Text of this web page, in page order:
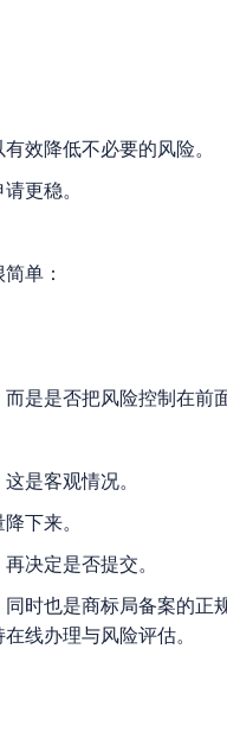
效降低不必要的风险。
更稳。
单：
是是否把风险控制在前面
是客观情况。
下来。
决定是否提交。
时也是商标局备案的
线办理与风险评估。